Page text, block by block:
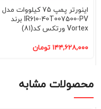
اینورتر پمپ 75 کیلووات مدل
IR610-40T007500-PV برند
Vortex ورتکس کد(81)
۱۴۴,۶۲۸,۰۰۰ تومان
محصولات مشابه